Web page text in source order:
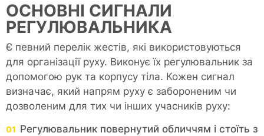
ОСНОВНІ СИГНАЛИ
РЕГУЛЮВАЛЬНИКА
Є певний перелік жестів, які використовуються
для організації руху. Виконує їх регулювальник за
допомогою рук та корпусу тіла. Кожен сигнал
визначає, який напрям руху є забороненим чи
дозволеним для тих чи інших учасників руху:
Регулювальник повернутий обличчям і стоїть з